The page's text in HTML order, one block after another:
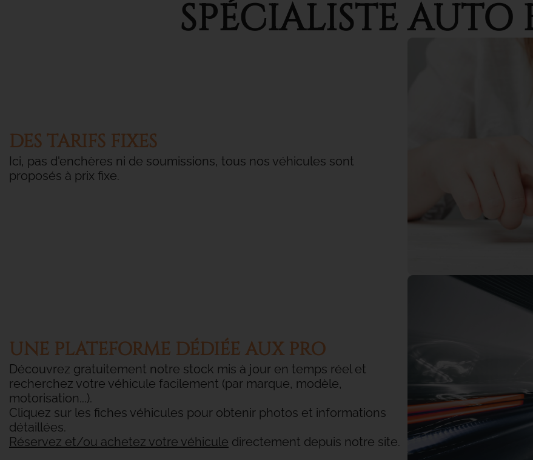
SPÉCIALISTE AUTO
DES TARIFS FIXES
Ici, pas d'enchères ni de soumissions, tous nos véhicules sont
proposés à prix fixe.
UNE PLATEFORME DÉDIÉE AUX PRO
Découvrez gratuitement notre stock mis à jour en temps réel et
recherchez votre véhicule facilement (par marque, modèle,
motorisation...).
Cliquez sur les fiches véhicules pour obtenir photos et informations
détaillées.
Réservez et/ou achetez votre véhicule directement depuis notre site.